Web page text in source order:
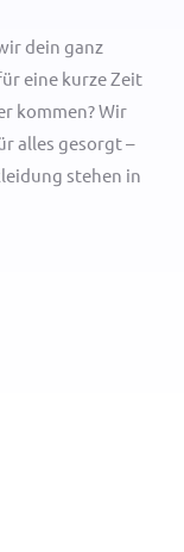
dein ganz
eine kurze Zeit
kommen? Wir
alles gesorgt –
stehen in